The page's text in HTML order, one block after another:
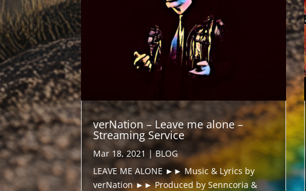
verNation – Leave me alone –
Streaming Service
Mar 18, 2021 |BLOG
LEAVE ME ALONE ►► Music & Lyrics by
verNation ►► Produced by Senncoria &